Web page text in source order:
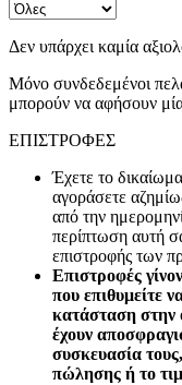
Δεν υπάρχει καμία
Μόνο συνδεδεμένοι
μπορούν να αφήσουν
ΕΠΙΣΤΡΟΦΕΣ
Έχετε το
αγοράσετε
από την
περίπτωση αυτή
επιστροφής των
Επιστροφές
που επιθυμείτε
κατάσταση στην
έχουν
συσκευασία
πώλησης ή το